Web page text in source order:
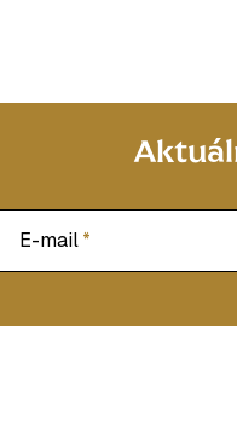
E-mail